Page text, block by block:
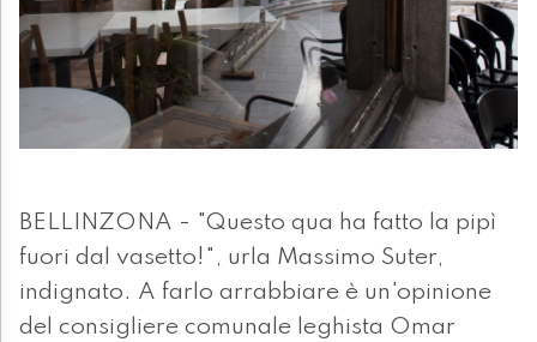
BELLINZONA - "Questo qua ha fatto la pipì
fuori dal vasetto!", urla Massimo Suter,
indignato. A farlo arrabbiare è un'opinione
del consigliere comunale leghista Omar